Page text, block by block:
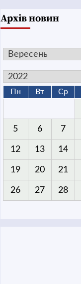
Архів новин
Пн Вт Ср
5 6 7
12 13 14
19 20 21
26 27 28